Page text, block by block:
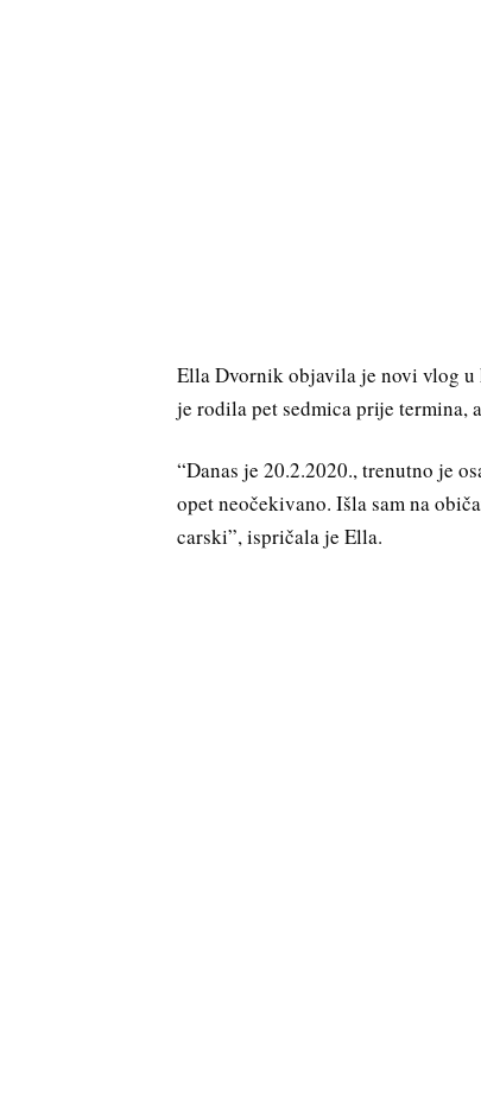
Ella Dvornik objavila je novi vlog u
je rodila pet sedmica prije termina,
“Danas je 20.2.2020., trenutno je
opet neočekivano. Išla sam na
carski”, ispričala je Ella.